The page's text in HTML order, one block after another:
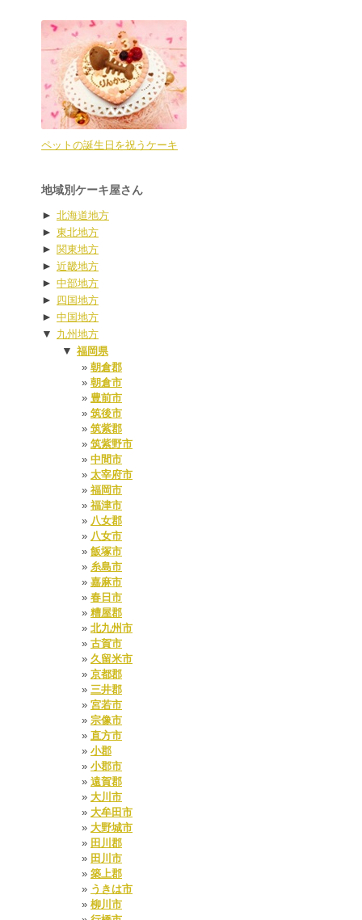
ペットの誕生日を祝うケーキ
地域別ケーキ屋さん
► 北海道地方
► 東北地方
► 関東地方
► 近畿地方
► 中部地方
► 四国地方
► 中国地方
▼ 九州地方
▼ 福岡県
朝倉郡
朝倉市
豊前市
筑後市
筑紫郡
筑紫野市
中間市
太宰府市
福岡市
福津市
八女郡
八女市
飯塚市
糸島市
嘉麻市
春日市
糟屋郡
北九州市
古賀市
久留米市
京都郡
三井郡
宮若市
宗像市
直方市
小郡
小郡市
遠賀郡
大川市
大牟田市
大野城市
田川郡
田川市
築上郡
うきは市
柳川市